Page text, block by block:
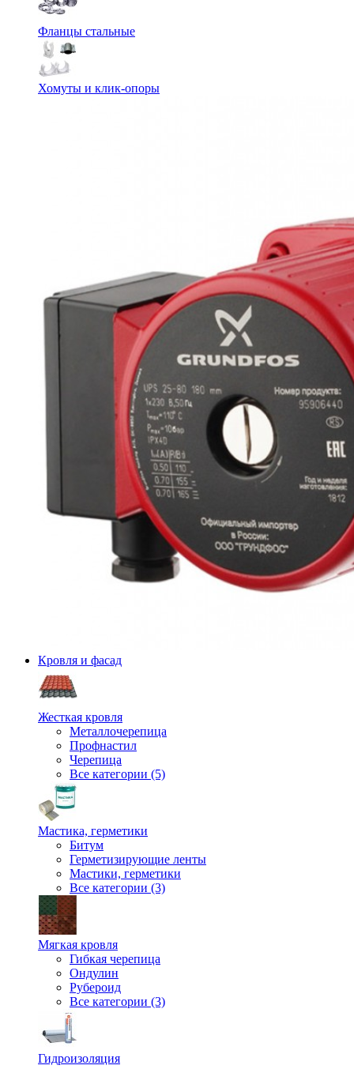
Фланцы стальные
Хомуты и клик-опоры
Кровля и фасад
Жесткая кровля
Металлочерепица
Профнастил
Черепица
Все категории (5)
Мастика, герметики
Битум
Герметизирующие ленты
Мастики, герметики
Все категории (3)
Мягкая кровля
Гибкая черепица
Ондулин
Рубероид
Все категории (3)
Гидроизоляция